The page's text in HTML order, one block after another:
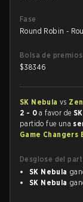
Fase
Round Robin -
Bolsa de premios
$38346
SK Nebula vs
2 - 0 a favor de
partido fue una
Game Changers
Desglose del
SK Nebula
SK Nebula